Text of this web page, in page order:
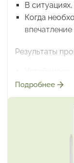
В
Когда
впечатление
Результаты
на успех
(результат
Усиление
(результат
Подробнее